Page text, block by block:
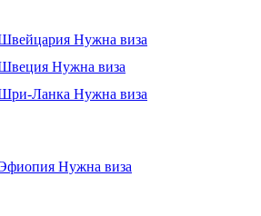
Нужна виза
Нужна виза
Ланка Нужна виза
Нужна виза